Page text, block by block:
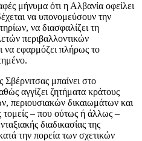
μήνυμα ότι η Αλβανία οφείλει
να υπονομεύσουν την
να διασφαλίζει τη
περιβαλλοντικών
να εφαρμόζει πλήρως το
μπαίνει στο
αγγίζει ζητήματα κράτους
περιουσιακών δικαιωμάτων και
τομείς – που ούτως ή άλλως –
διαδικασίας της
την πορεία των σχετικών